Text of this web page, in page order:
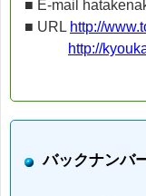
■ E-mail
■ URL http://
http://
バックナンバ